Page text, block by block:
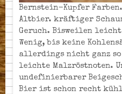
Bernstein-Kupfer
Altbier. kräftiger
Geruch. Bisweilen
Wenig, bis keine
allerdings nicht ganz
leichte Malzröstnoten.
undefinierbarer
Bier ist schon recht